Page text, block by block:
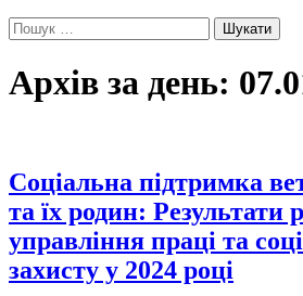
Пошук:
Архів за день:
Соціальна підтримка
та їх родин: Результати
управління праці та
захисту у 2024 році